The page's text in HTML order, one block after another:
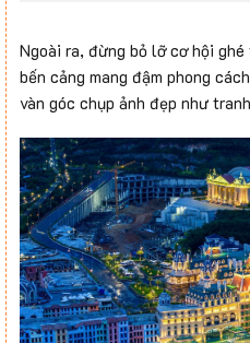
Ngoài ra, đừng bỏ lỡ cơ hội
bến cảng mang đậm phong
vàn góc chụp ảnh đẹp như